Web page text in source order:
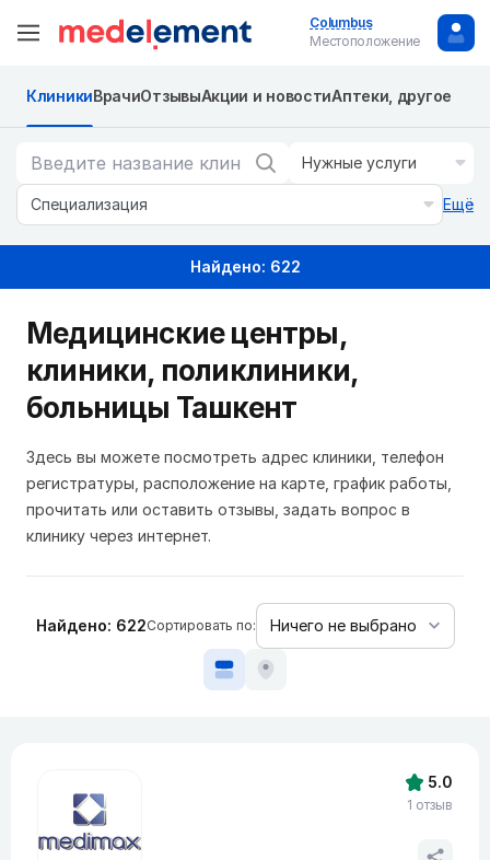
Columbus
Местоположение
КлиникиВрачиОтзывыАкции и новостиАптеки, другое
Нужные услуги
Специализация Ещё
Найдено: 622
Медицинские центры,
клиники, поликлиники,
больницы Ташкент
Здесь вы можете посмотреть адрес клиники, телефон
регистратуры, расположение на карте, график работы,
прочитать или оставить отзывы, задать вопрос в
клинику через интернет.
Найдено: 622Сортировать по:
5.0
1 отзыв